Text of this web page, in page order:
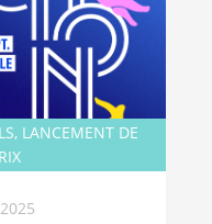
Affiche de la 27ème édition du festival
LANCEMENT DE